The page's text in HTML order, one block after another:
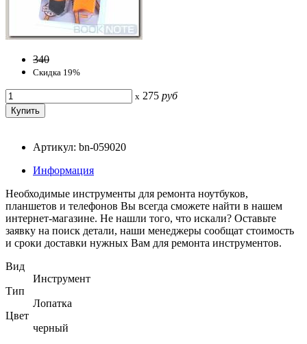
340
Скидка 19%
x 275 руб
Артикул: bn-059020
Информация
Необходимые инструменты для ремонта ноутбуков,
планшетов и телефонов Вы всегда сможете найти в нашем
интернет-магазине. Не нашли того, что искали? Оставьте
заявку на поиск детали, наши менеджеры сообщат стоимость
и сроки доставки нужных Вам для ремонта инструментов.
Вид
Инструмент
Тип
Лопатка
Цвет
черный